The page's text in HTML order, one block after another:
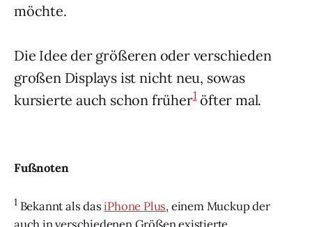
möchte.
Die Idee der größeren oder verschieden
großen Displays ist nicht neu, sowas
kursierte auch schon früher1öfter mal.
Fußnoten
1Bekannt als dasiPhone Plus, einem Muckup der